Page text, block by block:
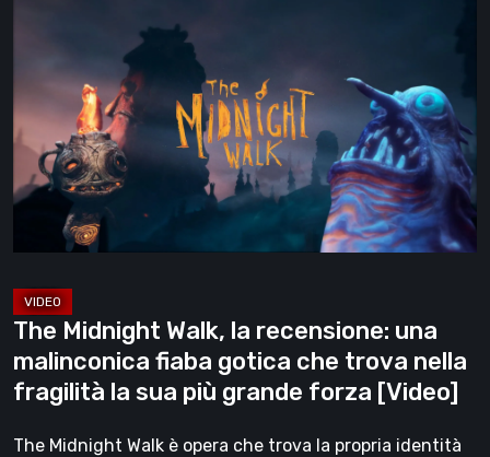
la
recensione:
una
malinconica
gotica
trova
nella
fragilità
la
The Midnight Walk, la recensione: una
malinconica fiaba gotica che trova nella
fragilità la sua più grande forza [Video]
The Midnight Walk è opera che trova la propria identità